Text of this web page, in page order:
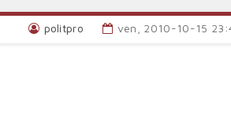
politpro ven, 2010-10-15